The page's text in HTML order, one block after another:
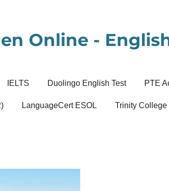
Online -
IELTS Duolingo English Test PTE
LanguageCert ESOL Trinity College